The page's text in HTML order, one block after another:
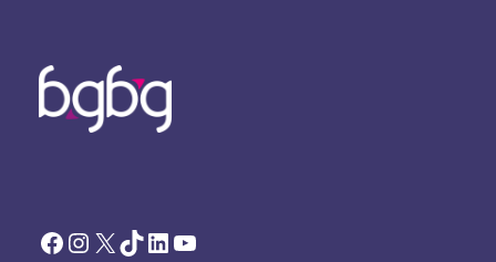
Facebook Instagram X TikTok 领英YouTube